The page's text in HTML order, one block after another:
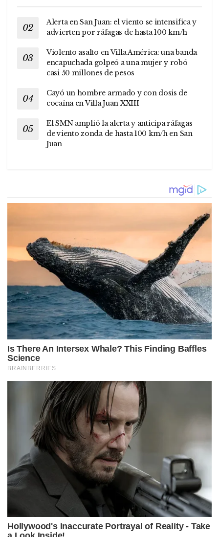
Alerta en San Juan: el viento se intensifica y
advierten por ráfagas de hasta 100 km/h
Violento asalto en Villa América: una banda
encapuchada golpeó a una mujer y robó
casi 50 millones de pesos
Cayó un hombre armado y con dosis de
cocaína en Villa Juan XXIII
El SMN amplió la alerta y anticipa ráfagas
de viento zonda de hasta 100 km/h en San
Juan